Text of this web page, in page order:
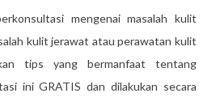
mengenai masalah kulit
kulit jerawat atau perawatan kulit
tips yang bermanfaat tentang
ini GRATIS dan dilakukan secara